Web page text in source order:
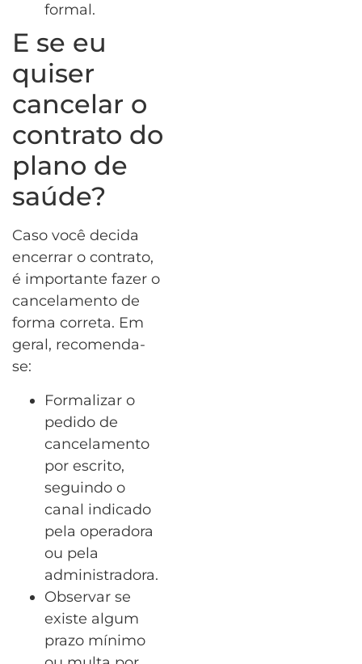
formal.
E se eu
quiser
cancelar o
contrato do
plano de
saúde?
Caso você decida
encerrar o contrato,
é importante fazer o
cancelamento de
forma correta. Em
geral, recomenda-
se:
Formalizar o
pedido de
cancelamento
por escrito,
seguindo o
canal indicado
pela operadora
ou pela
administradora.
Observar se
existe algum
prazo mínimo